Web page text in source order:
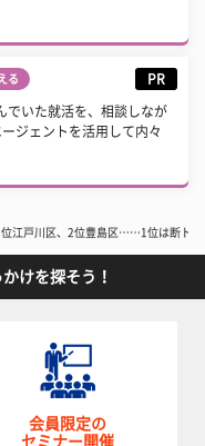
る PR
でいた就活を、相談しなが
ジェントを活用して内々
江戸川区、2位豊島区……1位は断トツ
けを探そう！
会員限定の
セミナー開催